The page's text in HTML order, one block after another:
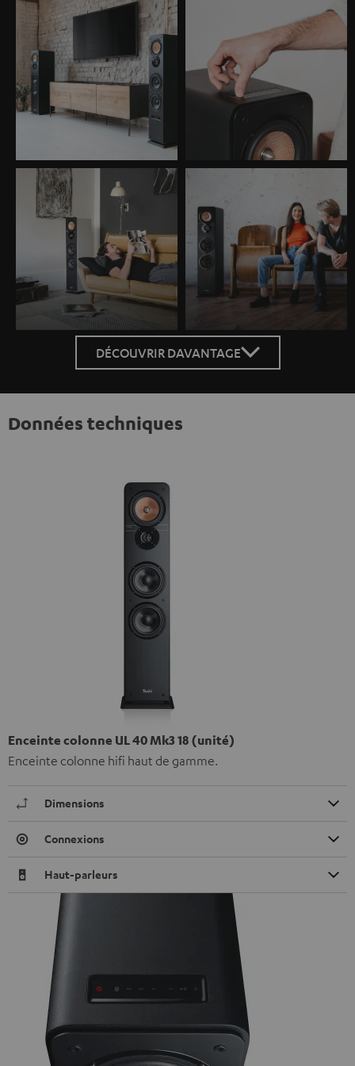
DÉCOUVRIR DAVANTAGE
Données techniques
Enceinte colonne UL 40 Mk3 18 (unité)
Enceinte colonne hifi haut de gamme.
Dimensions
Connexions
Haut-parleurs